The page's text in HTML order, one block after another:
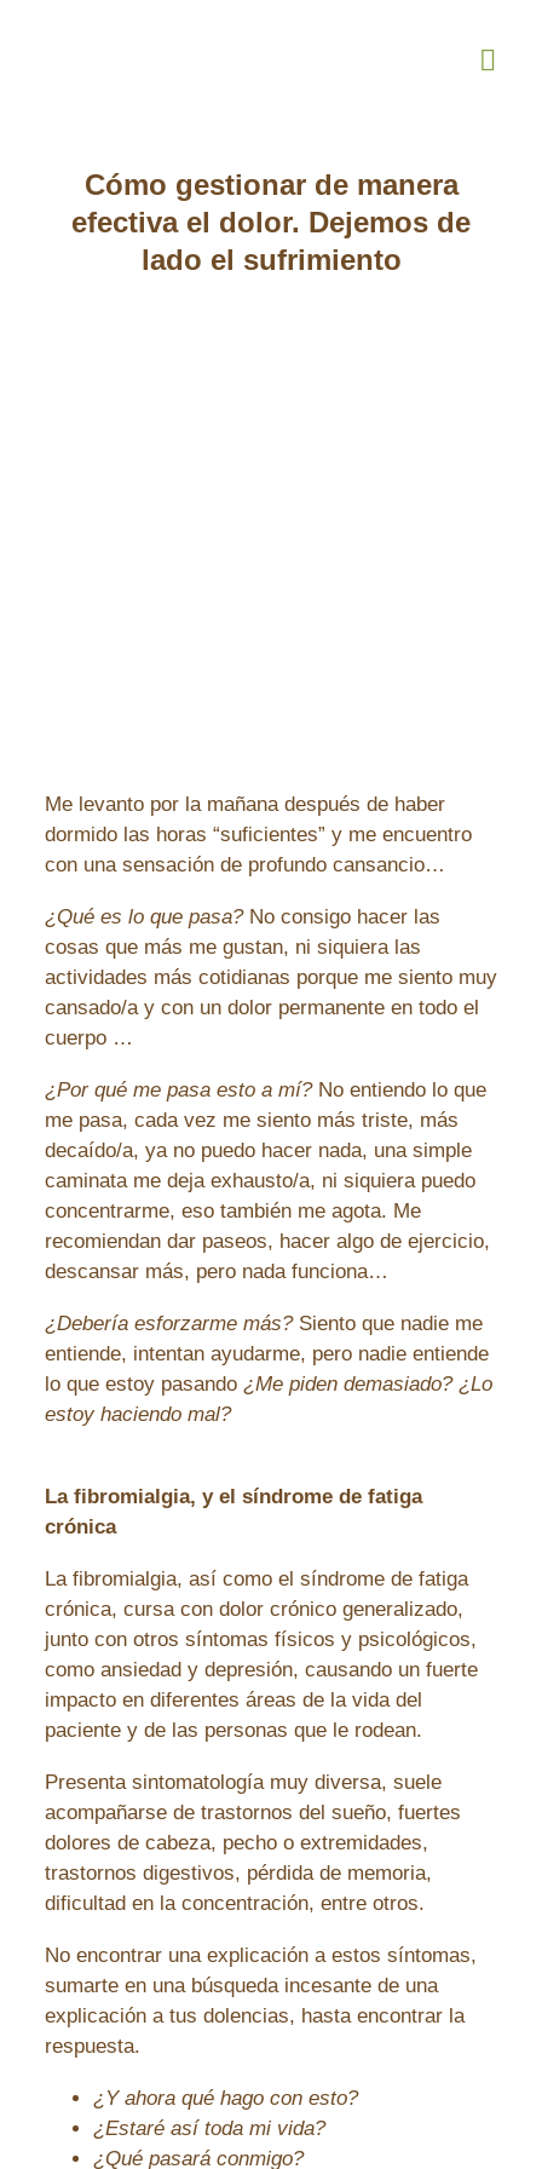
Cómo gestionar de manera
efectiva el dolor. Dejemos de
lado el sufrimiento
Me levanto por la mañana después de haber
dormido las horas “suficientes” y me encuentro
con una sensación de profundo cansancio…
¿Qué es lo que pasa?No consigo hacer las
cosas que más me gustan, ni siquiera las
actividades más cotidianas porque me siento muy
cansado/a y con un dolor permanente en todo el
cuerpo …
¿Por qué me pasa esto a mí?No entiendo lo que
me pasa, cada vez me siento más triste, más
decaído/a, ya no puedo hacer nada, una simple
caminata me deja exhausto/a, ni siquiera puedo
concentrarme, eso también me agota. Me
recomiendan dar paseos, hacer algo de ejercicio,
descansar más, pero nada funciona…
¿Debería esforzarme más?Siento que nadie me
entiende, intentan ayudarme, pero nadie entiende
lo que estoy pasando ¿Me piden demasiado? ¿Lo
estoy haciendo mal?
La fibromialgia, y el síndrome de fatiga
crónica
La fibromialgia, así como el síndrome de fatiga
crónica, cursa con dolor crónico generalizado,
junto con otros síntomas físicos y psicológicos,
como ansiedad y depresión, causando un fuerte
impacto en diferentes áreas de la vida del
paciente y de las personas que le rodean.
Presenta sintomatología muy diversa, suele
acompañarse de trastornos del sueño, fuertes
dolores de cabeza, pecho o extremidades,
trastornos digestivos, pérdida de memoria,
dificultad en la concentración, entre otros.
No encontrar una explicación a estos síntomas,
sumarte en una búsqueda incesante de una
explicación a tus dolencias, hasta encontrar la
respuesta.
¿Y ahora qué hago con esto?
¿Estaré así toda mi vida?
¿Qué pasará conmigo?